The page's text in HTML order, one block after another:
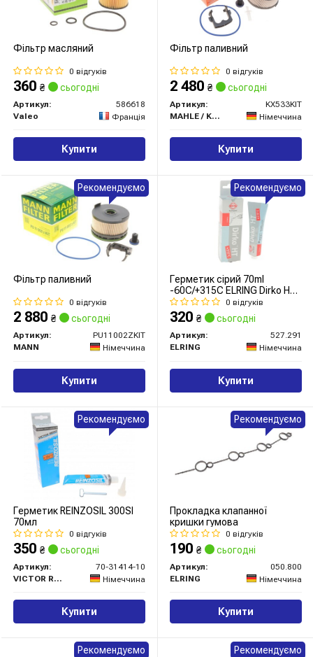
Фільтр масляний
0 відгуків
360 ₴ сьогодні
Артикул:
586618
Valeo
Франція
Купити
Фільтр паливний
0 відгуків
2 480 ₴ сьогодні
Артикул:
KX533KIT
MAHLE / KNECHT
Німеччина
Купити
Фільтр паливний
0 відгуків
2 880 ₴ сьогодні
Артикул:
PU11002ZKIT
MANN
Німеччина
Купити
Рекомендуємо
Герметик сірий 70ml
-60C/+315C ELRING Dirko HT
тюбик
0 відгуків
320 ₴ сьогодні
Артикул:
527.291
ELRING
Німеччина
Купити
Рекомендуємо
Герметик REINZOSIL 300SI
70мл
0 відгуків
350 ₴ сьогодні
Артикул:
70-31414-10
VICTOR REINZ
Німеччина
Купити
Рекомендуємо
Прокладка клапанної
кришки гумова
0 відгуків
190 ₴ сьогодні
Артикул:
050.800
ELRING
Німеччина
Купити
Рекомендуємо
Рекомендуємо Рекомендуємо